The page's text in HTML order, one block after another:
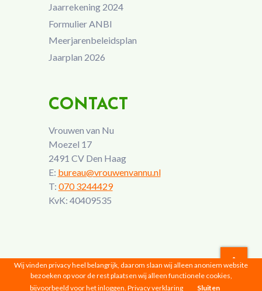
Jaarrekening 2024
Formulier ANBI
Meerjarenbeleidsplan
Jaarplan 2026
CONTACT
Vrouwen van Nu
Moezel 17
2491 CV Den Haag
E: bureau@vrouwenvannu.nl
T: 070 3244429
KvK: 40409535
Vrouwen van Nu © 2026 |Privacyverklaring
Wij vinden privacy heel belangrijk, daarom slaan wij alleen anoniem website
bezoeken op voor de rest plaatsen wij alleen functionele cookies,
bijvoorbeeld voor het inloggen. Privacy verklaring Sluiten